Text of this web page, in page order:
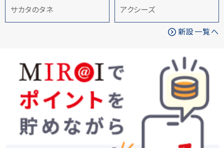
サカタのタネ アクシーズ
新設一覧へ